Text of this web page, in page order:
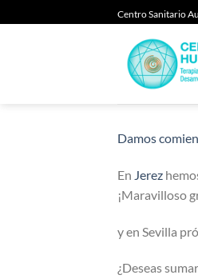
al
Centro Sanitario
Damos
En Jerez
¡Maravilloso
y en Sevilla
¿Deseas